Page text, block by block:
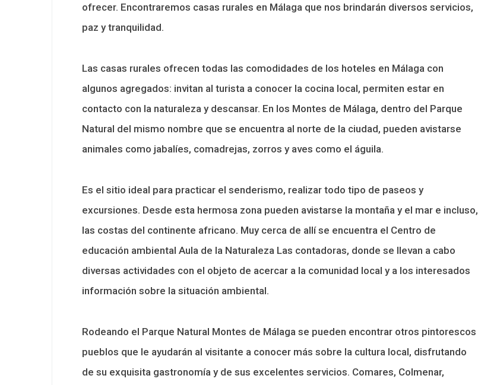
ofrecer. Encontraremos casas rurales en Málaga que nos brindarán diversos servicios,
paz y tranquilidad.
Las casas rurales ofrecen todas las comodidades de los hoteles en Málaga con
algunos agregados: invitan al turista a conocer la cocina local, permiten estar en
contacto con la naturaleza y descansar. En los Montes de Málaga, dentro del Parque
Natural del mismo nombre que se encuentra al norte de la ciudad, pueden avistarse
animales como jabalíes, comadrejas, zorros y aves como el águila.
Es el sitio ideal para practicar el senderismo, realizar todo tipo de paseos y
excursiones. Desde esta hermosa zona pueden avistarse la montaña y el mar e incluso,
las costas del continente africano. Muy cerca de allí se encuentra el Centro de
educación ambiental Aula de la Naturaleza Las contadoras, donde se llevan a cabo
diversas actividades con el objeto de acercar a la comunidad local y a los interesados
información sobre la situación ambiental.
Rodeando el Parque Natural Montes de Málaga se pueden encontrar otros pintorescos
pueblos que le ayudarán al visitante a conocer más sobre la cultura local, disfrutando
de su exquisita gastronomía y de sus excelentes servicios. Comares, Colmenar,